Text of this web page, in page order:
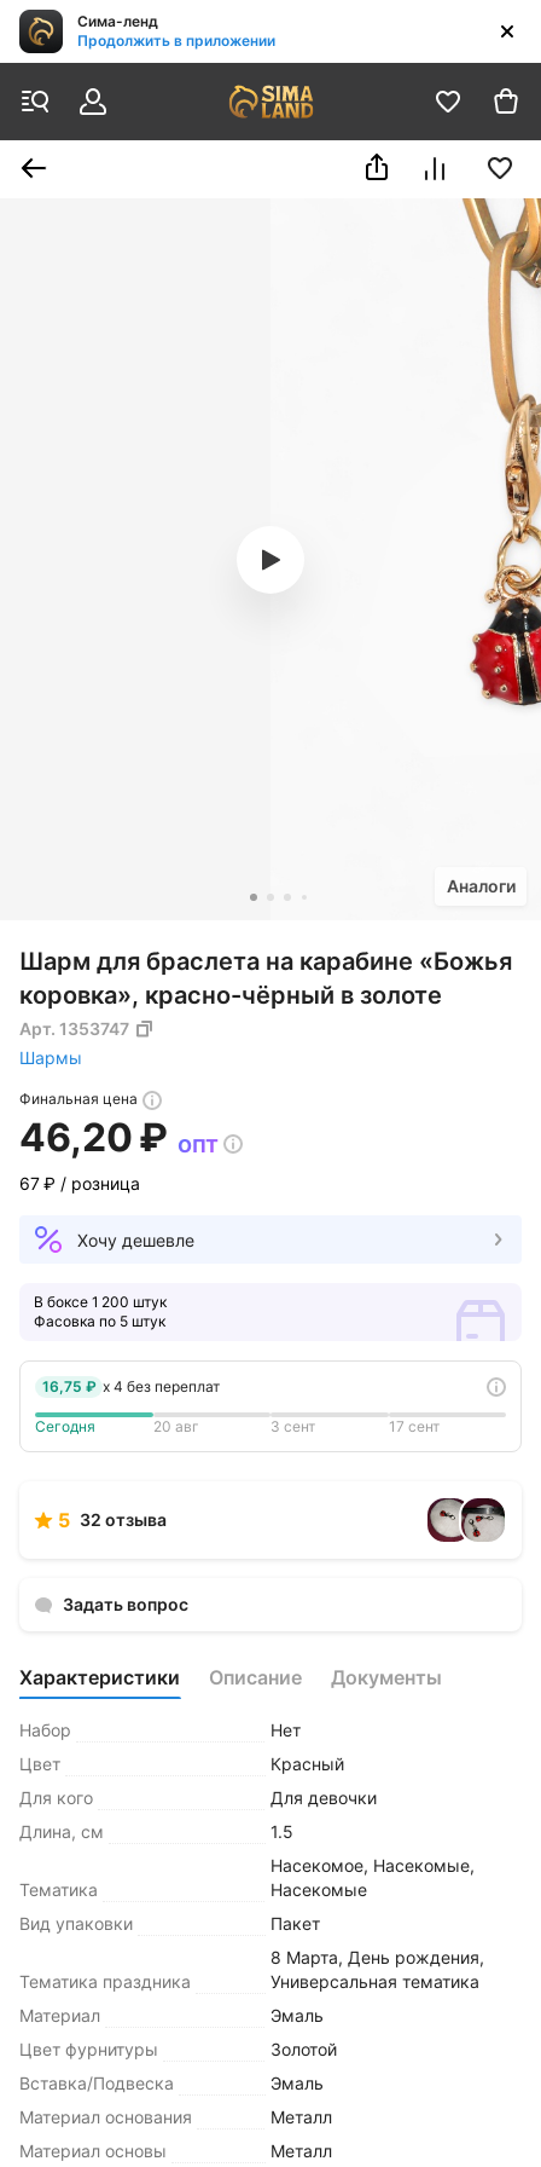
Сима-ленд
Продолжить в приложении
Аналоги
Шарм для браслета на карабине «Божья
коровка», красно-чёрный в золоте
Арт. 1353747
Шармы
Финальная цена
46,20 ₽ опт
67 ₽ / розница
Хочу дешевле
В боксе 1 200 штук
Фасовка по 5 штук
16,75 ₽ x 4 без переплат
Сегодня 20 авг 3 сент 17 сент
5 32 отзыва
Задать вопрос
Характеристики Описание Документы
Набор
Нет
Цвет
Красный
Для кого
Для девочки
Длина, см
1.5
Тематика
Насекомое, Насекомые,
Насекомые
Вид упаковки
Пакет
Тематика праздника
8 Марта, День рождения,
Универсальная тематика
Материал
Эмаль
Цвет фурнитуры
Золотой
Вставка/Подвеска
Эмаль
Материал основания
Металл
Материал основы
Металл